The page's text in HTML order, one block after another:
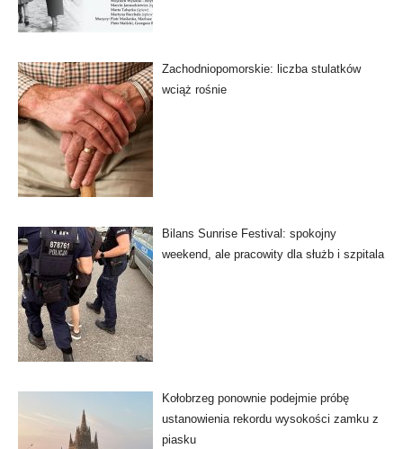
Zachodniopomorskie: liczba stulatków
wciąż rośnie
Bilans Sunrise Festival: spokojny
weekend, ale pracowity dla służb i szpitala
Kołobrzeg ponownie podejmie próbę
ustanowienia rekordu wysokości zamku z
piasku